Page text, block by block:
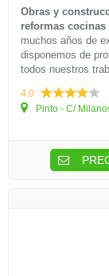
Obras y
reformas cocinas
muchos años de
disponemos de
todos nuestros
4.0
Pinto - C/